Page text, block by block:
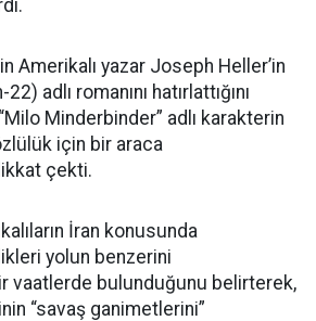
Amerikalı yazar Joseph Heller’in
adlı romanını hatırlattığını
Minderbinder” adlı karakterin
için bir araca
çekti.
İran konusunda
yolun benzerini
vaatlerde bulunduğunu belirterek,
“savaş ganimetlerini”